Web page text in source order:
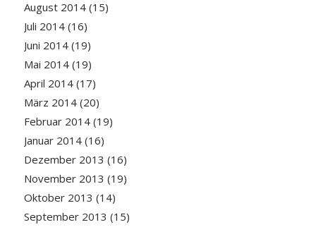
August 2014(15)
Juli 2014(16)
Juni 2014(19)
Mai 2014(19)
April 2014(17)
März 2014(20)
Februar 2014(19)
Januar 2014(16)
Dezember 2013 (16)
November 2013 (19)
Oktober 2013 (14)
September 2013 (15)